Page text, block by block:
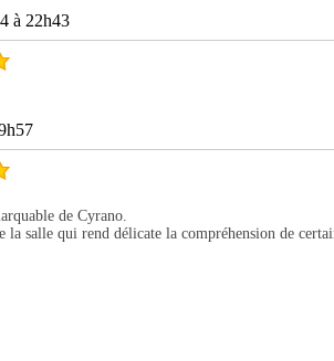
à 22h43
de Cyrano.
salle qui rend délicate la compréhension de